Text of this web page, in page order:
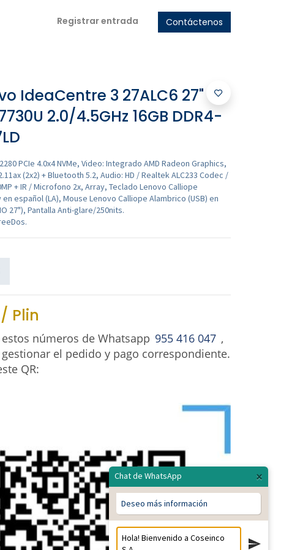
Registrar entrada Contáctenos
IdeaCentre 3 27ALC6 27"
2.0/4.5GHz 16GB DDR4-
PCIe 4.0x4 NVMe, Video: Integrado AMD Radeon Graphics,
(2x2) + Bluetooth 5.2, Audio: HD / Realtek ALC233 Codec /
+ IR / Microfono 2x, Array, Teclado Lenovo Calliope
español (LA), Mouse Lenovo Calliope Alambrico (USB) en
27"), Pantalla Anti-glare/250nits.
Plin
números de Whatsapp 955 416 047 ,
el pedido y pago correspondiente.
QR:
Chat de WhatsApp ×
Deseo más información